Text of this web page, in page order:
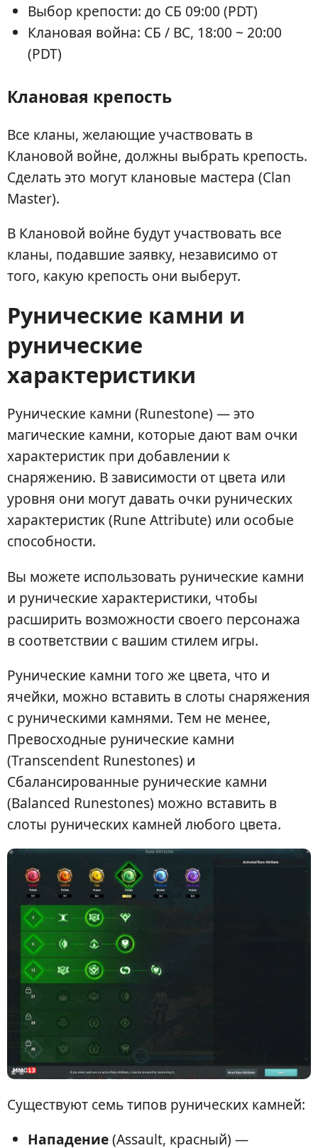
Выбор крепости: до СБ 09:00 (PDT)
Клановая война: СБ / ВС, 18:00 ~ 20:00
(PDT)
Клановая крепость
Все кланы, желающие участвовать в
Клановой войне, должны выбрать крепость.
Сделать это могут клановые мастера (Clan
Master).
В Клановой войне будут участвовать все
кланы, подавшие заявку, независимо от
того, какую крепость они выберут.
Рунические камни и
рунические
характеристики
Рунические камни (Runestone) — это
магические камни, которые дают вам очки
характеристик при добавлении к
снаряжению. В зависимости от цвета или
уровня они могут давать очки рунических
характеристик (Rune Attribute) или особые
способности.
Вы можете использовать рунические камни
и рунические характеристики, чтобы
расширить возможности своего персонажа
в соответствии с вашим стилем игры.
Рунические камни того же цвета, что и
ячейки, можно вставить в слоты снаряжения
с руническими камнями. Тем не менее,
Превосходные рунические камни
(Transcendent Runestones) и
Сбалансированные рунические камни
(Balanced Runestones) можно вставить в
слоты рунических камней любого цвета.
Существуют семь типов рунических камней:
Нападение(Assault, красный) —